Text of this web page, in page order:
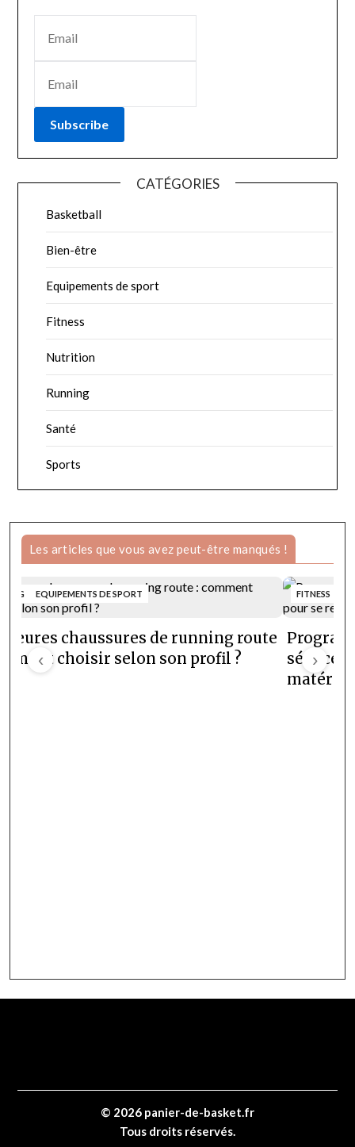
Subscribe
CATÉGORIES
Basketball
Bien-être
Equipements de sport
Fitness
Nutrition
Running
Santé
Sports
Les articles que vous avez peut-être manqués !
‹
EQUIPEMENTS DE SPORT
chaussures de running route
choisir selon son profil ?
FITNESS
séances
matériel
›
© 2026 panier-de-basket.fr
Tous droits réservés.